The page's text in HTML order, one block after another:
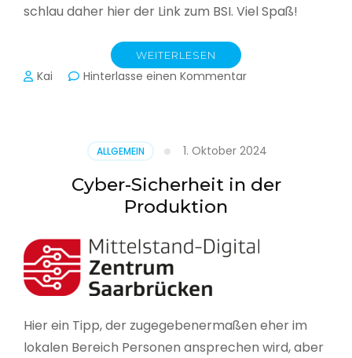
schlau daher hier der Link zum BSI. Viel Spaß!
WEITERLESEN
Kai Hinterlasse einen Kommentarzu
seinen
Lagebericht
zur
in
Deutschland
ALLGEMEIN 1. Oktober 2024
Cyber-Sicherheit in der
Produktion
Hier ein Tipp, der zugegebenermaßen eher im
lokalen Bereich Personen ansprechen wird, aber